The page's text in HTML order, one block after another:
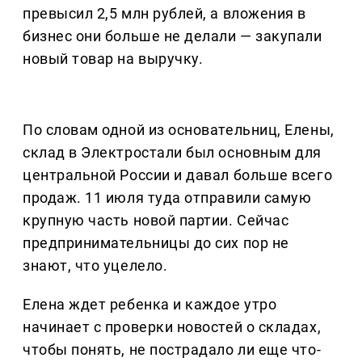
превысил 2,5 млн рублей, а вложения в
бизнес они больше не делали — закупали
новый товар на выручку.
По словам одной из основательниц, Елены,
склад в Электростали был основным для
центральной России и давал больше всего
продаж. 11 июля туда отправили самую
крупную часть новой партии. Сейчас
предпринимательницы до сих пор не
знают, что уцелело.
Елена ждет ребенка и каждое утро
начинает с проверки новостей о складах,
чтобы понять, не пострадало ли еще что-